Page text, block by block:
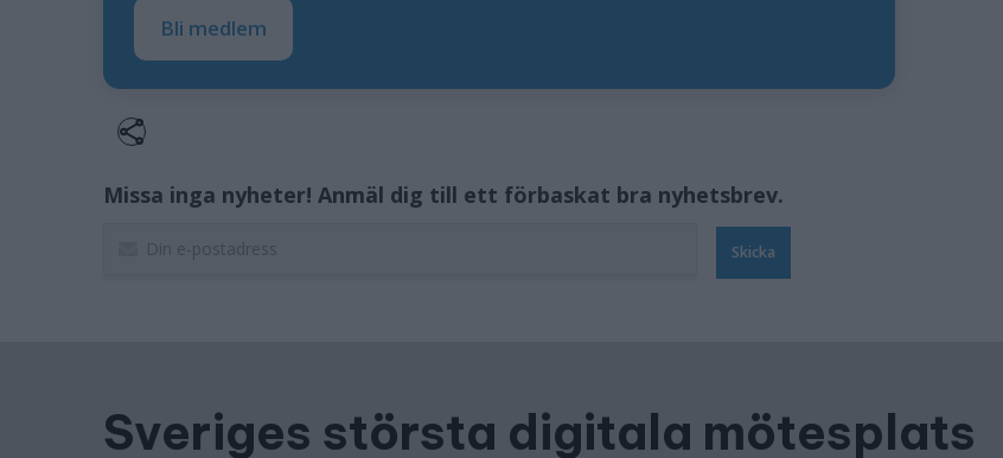
Bli medlem
Missa inga nyheter! Anmäl dig till ett förbaskat bra nyhetsbrev.
Skicka
Sveriges största digitala mötesplats